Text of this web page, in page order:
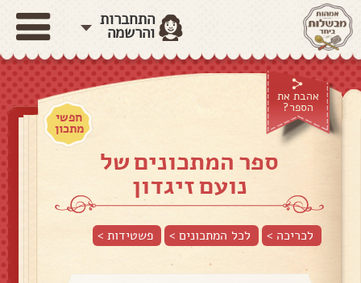
התחברות
והרשמה
אהבת את
הספר?
חפשי
מתכון
ספר המתכונים של
נועם זיגדון
לכריכה > לכל המתכונים > פשטידות>